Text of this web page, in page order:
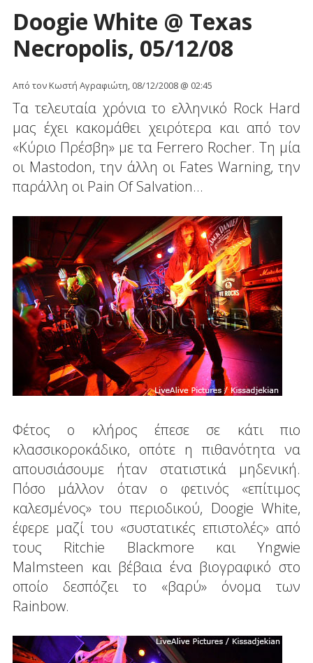
Doogie White @ Texas
Necropolis, 05/12/08
Από τον Κωστή Αγραφιώτη, 08/12/2008 @ 02:45
Τα τελευταία χρόνια το ελληνικό Rock Hard
μας έχει κακομάθει χειρότερα και από τον
«Κύριο Πρέσβη» με τα Ferrero Rocher. Τη μία
οι Mastodon, την άλλη οι Fates Warning, την
παράλλη οι Pain Of Salvation...
Φέτος ο κλήρος έπεσε σε κάτι πιο
κλασσικοροκάδικο, οπότε η πιθανότητα να
απουσιάσουμε ήταν στατιστικά μηδενική.
Πόσο μάλλον όταν ο φετινός «επίτιμος
καλεσμένος» του περιοδικού, Doogie White,
έφερε μαζί του «συστατικές επιστολές» από
τους Ritchie Blackmore και Yngwie
Malmsteen και βέβαια ένα βιογραφικό στο
οποίο δεσπόζει το «βαρύ» όνομα των
Rainbow.